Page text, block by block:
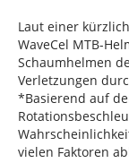
Laut einer
WaveCel MTB-
Schaumhelmen
Verletzungen
*Basierend auf
vielen Faktoren